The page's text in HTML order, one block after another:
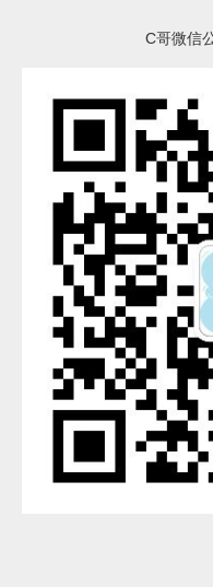
C哥微信